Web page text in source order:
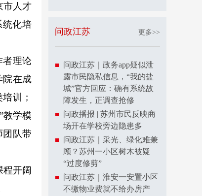
市人才
统化培
理论
院在成
训；
教学模
团队带
开阔
问政江苏 更多>>
问政江苏｜政务app疑似泄
露市民隐私信息，“我的盐
城”官方回应：确有系统故
障发生，正调查抢修
问政播报 | 苏州市民反映商
场开在学校旁边隐患多
问政江苏｜采光、绿化难兼
顾？苏州一小区树木被疑
“过度修剪”
问政江苏｜淮安一安置小区
不缴物业费就不给办房产